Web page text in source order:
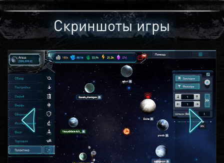
Скриншоты игры